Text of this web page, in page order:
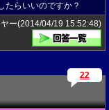
らいいのですか？
ー(2014/04/19 15:52:48)
22